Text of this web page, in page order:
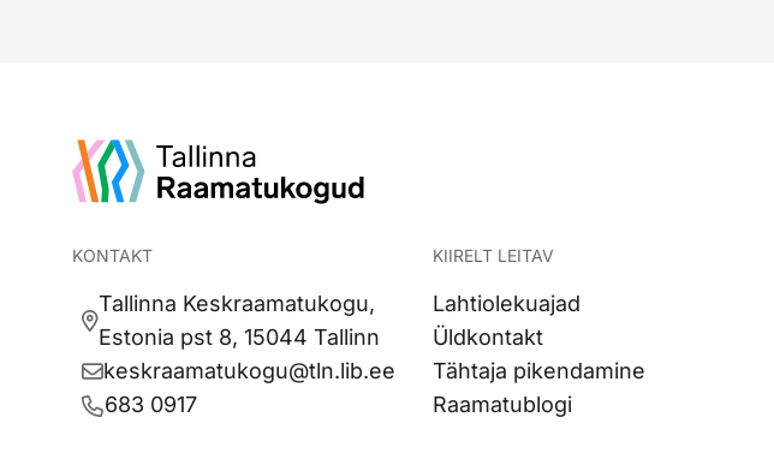
KONTAKT
Tallinna Keskraamatukogu,
Estonia pst 8, 15044 Tallinn
keskraamatukogu@tln.lib.ee
683 0917
KIIRELT LEITAV
Lahtiolekuajad
Üldkontakt
Tähtaja pikendamine
Raamatublogi